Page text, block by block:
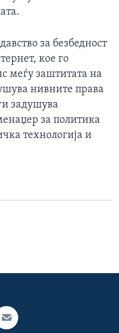
за безбедност
кое го
меѓу заштитата на
нивните права
задушува
за политика
технологија и